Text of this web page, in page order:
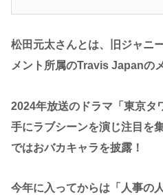
松田元太さんとは、旧ジャニ
メント所属のTravis Japanの
2024年放送のドラマ「東京タ
手にラブシーンを演じ注目を
ではおバカキャラを披露！
今年に入ってからは「人事の